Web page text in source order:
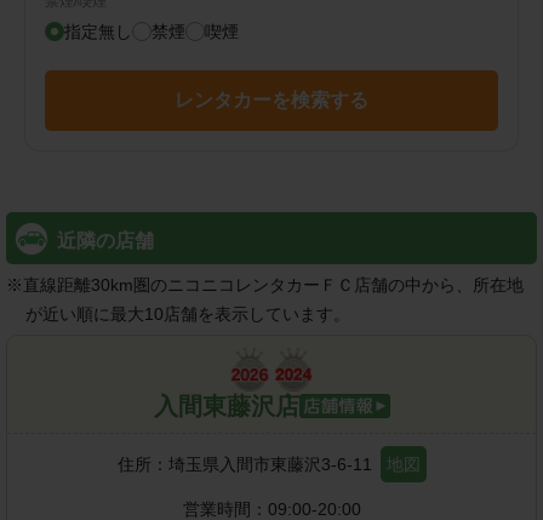
指定無し 禁煙 喫煙
レンタカーを検索する
近隣の店舗
※直線距離30km圏のニコニコレンタカーＦＣ店舗の中から、所在地
が近い順に最大10店舗を表示しています。
入間東藤沢店
住所： 埼玉県入間市東藤沢3-6-11 地図
営業時間： 09:00-20:00